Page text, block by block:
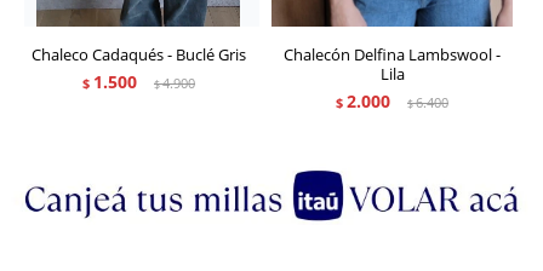
Chaleco Cadaqués - Buclé Gris
$ 1.500 $4.900
Chalecón Delfina Lambswool -
Lila
$ 2.000 $6.400